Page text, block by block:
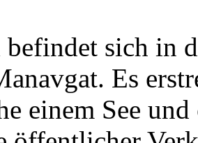
befindet sich in
Es
einem See